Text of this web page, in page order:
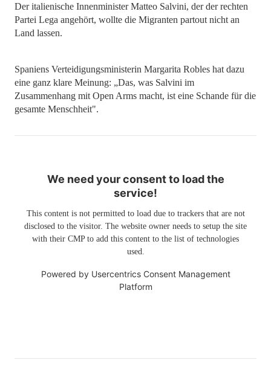
Der italienische Innenminister Matteo Salvini, der der rechten
Partei Lega angehört, wollte die Migranten partout nicht an
Land lassen.
Spaniens Verteidigungsministerin Margarita Robles hat dazu
eine ganz klare Meinung: „Das, was Salvini im
Zusammenhang mit Open Arms macht, ist eine Schande für die
gesamte Menschheit".
We need your consent to load the
service!
This content is not permitted to load due to trackers that are not
disclosed to the visitor. The website owner needs to setup the site
with their CMP to add this content to the list of technologies
used.
Powered by Usercentrics Consent Management
Platform